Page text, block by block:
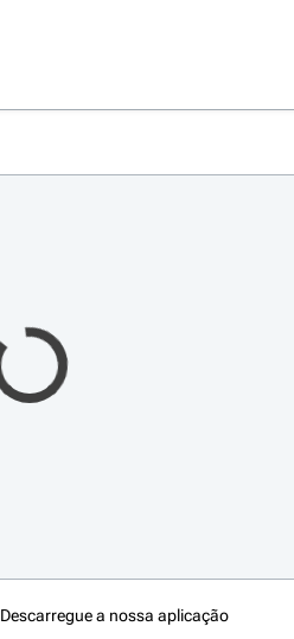
Descarregue a nossa aplicação